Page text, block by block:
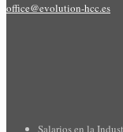
office@evolution-hcc.es
Salarios en la